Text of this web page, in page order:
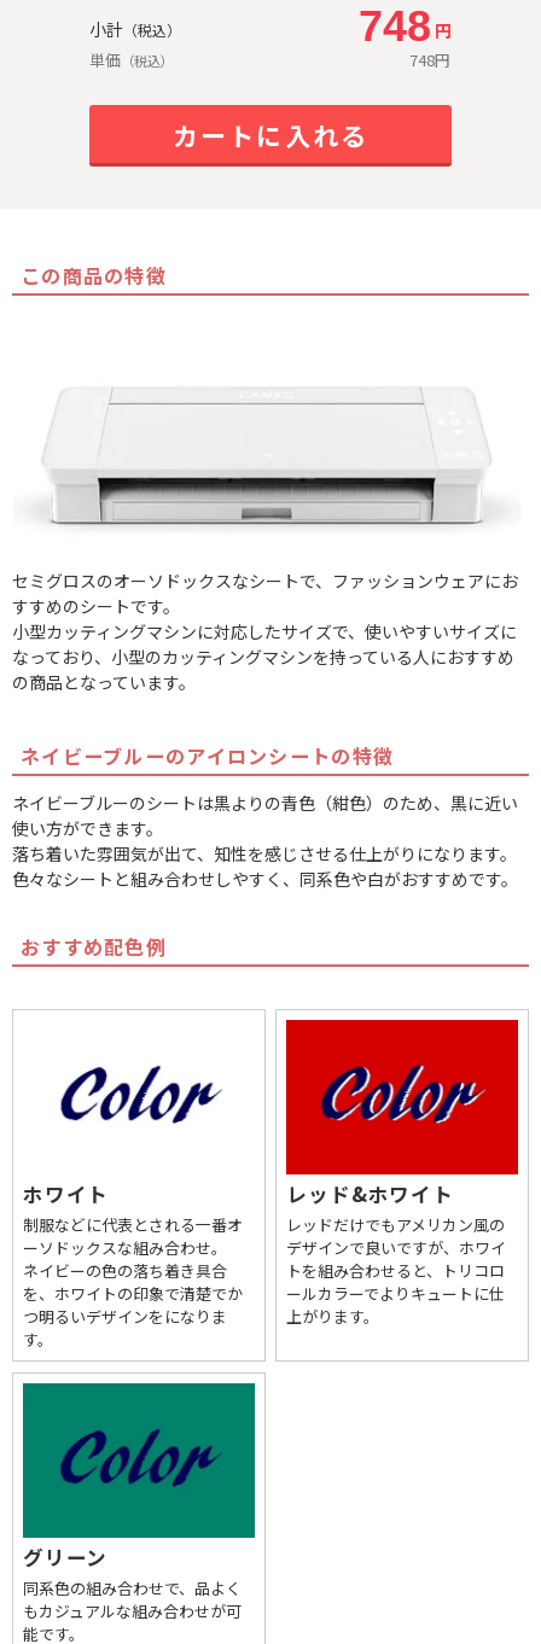
この商品の特徴
セミグロスのオーソドックスなシートで、ファッションウェアにお
すすめのシートです。
小型カッティングマシンに対応したサイズで、使いやすいサイズに
なっており、小型のカッティングマシンを持っている人におすすめ
の商品となっています。
ネイビーブルーのアイロンシートの特徴
ネイビーブルーのシートは黒よりの青色（紺色）のため、黒に近い
使い方ができます。
落ち着いた雰囲気が出て、知性を感じさせる仕上がりになります。
色々なシートと組み合わせしやすく、同系色や白がおすすめです。
おすすめ配色例
ホワイト
制服などに代表とされる一番オ
ーソドックスな組み合わせ。
ネイビーの色の落ち着き具合
を、ホワイトの印象で清楚でか
つ明るいデザインをになりま
す。
レッド&ホワイト
レッドだけでもアメリカン風の
デザインで良いですが、ホワイ
トを組み合わせると、トリコロ
ールカラーでよりキュートに仕
上がります。
グリーン
同系色の組み合わせで、品よく
もカジュアルな組み合わせが可
能です。
小計 （税込） 748 円
単価 （税込） 748円
カートに入れる